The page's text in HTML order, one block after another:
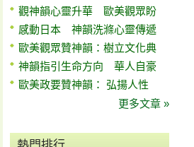
觀神韻心靈升華 歐美觀眾盼
感動日本 神韻洗滌心靈傳遞
歐美觀眾贊神韻：樹立文化典
神韻指引生命方向 華人自豪
歐美政要贊神韻： 弘揚人性
更多文章 »